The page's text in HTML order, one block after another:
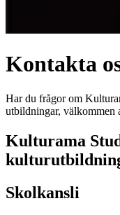
Kontakta
Har du frågor om
utbildningar, välkommen
Kulturama
Skolkansli